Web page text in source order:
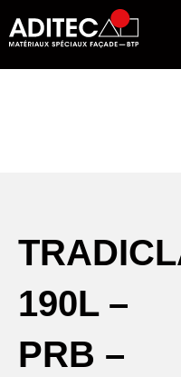
190L –
PRB –